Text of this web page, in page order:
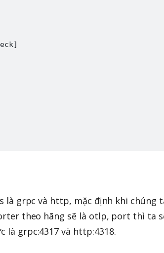
]
là grpc và http, mặc định khi chúng
theo hãng sẽ là otlp, port thì ta
là grpc:4317 và http:4318.